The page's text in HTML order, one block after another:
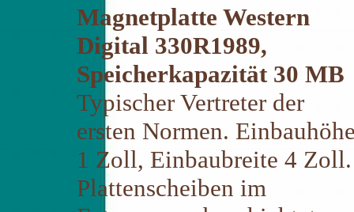
Magnetplatte Western
Digital 330R1989,
Speicherkapazität 30 MB
Typischer Vertreter der
ersten Normen.
1 Zoll, Einbaubreite 4 Zoll.
Plattenscheiben im